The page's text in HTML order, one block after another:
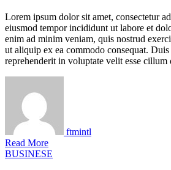
Lorem ipsum dolor sit amet, consectetur
eiusmod tempor incididunt ut labore et
enim ad minim veniam, quis nostrud
ut aliquip ex ea commodo consequat.
reprehenderit in voluptate velit esse cillum
ftmintl
Read More
BUSINESE